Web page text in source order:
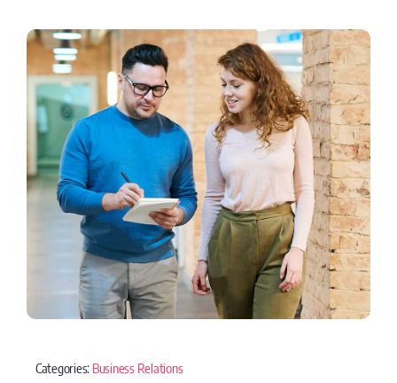
Categories: Business Relations